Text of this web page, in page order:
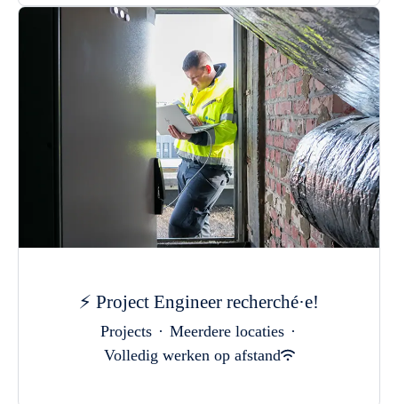
⚡ Project Engineer recherché·e!
Projects · Meerdere locaties ·
Volledig werken op afstand